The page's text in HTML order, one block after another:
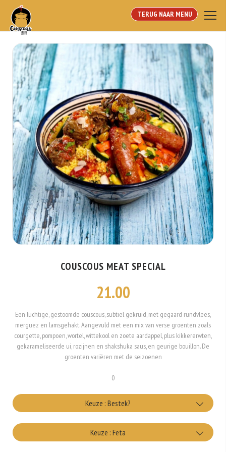
TERUG NAAR MENU
COUSCOUS MEAT SPECIAL
21.00
Een luchtige, gestoomde couscous, subtiel gekruid, met gegaard rundvlees,
merguez en lamsgehakt. Aangevuld met een mix van verse groenten zoals
courgette, pompoen, wortel, wittekool en zoete aardappel, plus kikkererwten,
gekarameliseerde ui, rozijnen en shakshuka saus, en geurige bouillon. De
groenten variëren met de seizoenen
0
Keuze : Bestek?
met bestek
Keuze : Feta